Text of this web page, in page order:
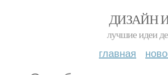
ДИЗАЙН
лучшие идеи
главная